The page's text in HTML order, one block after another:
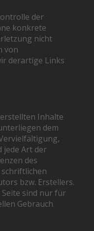
der
konkrete
nicht
von
derartige Links
Inhalte
dem
jede Art der
des
bzw. Erstellers.
Seite sind nur für
Gebrauch